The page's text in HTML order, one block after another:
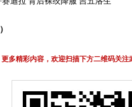
更多精彩内容，欢迎扫描下方二维码关注